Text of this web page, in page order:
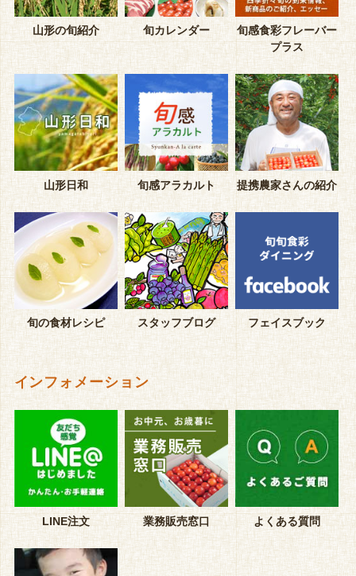
山形の旬紹介 旬カレンダー
旬感食彩フレーバー
プラス
山形日和 旬感アラカルト 提携農家さんの紹介
旬の食材レシピ スタッフブログ フェイスブック
インフォメーション
LINE注文 業務販売窓口 よくある質問